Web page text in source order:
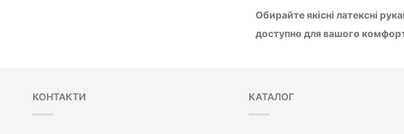
Обирайте якісні латексні
доступно для вашого
КОНТАКТИ КАТАЛОГ